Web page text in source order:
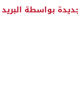
بواسطة البريد